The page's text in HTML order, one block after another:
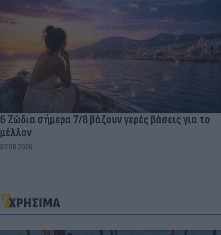
6 Ζώδια σήμερα 7/8 βάζουν γερές βάσεις για το
μέλλον
07.08.2026
ΧΡΗΣΙΜΑ